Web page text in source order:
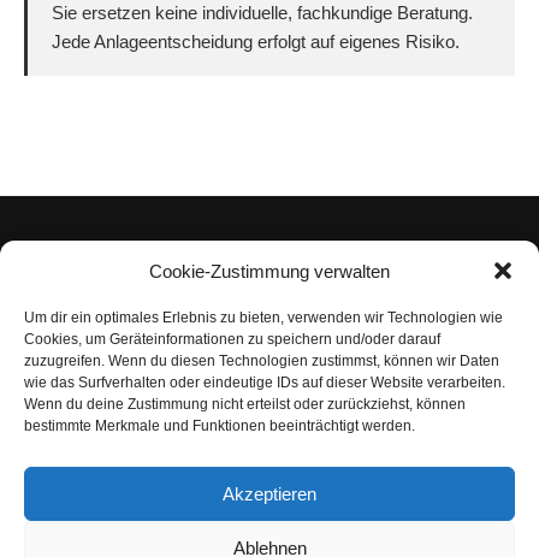
Cookie-Zustimmung verwalten
Um dir ein optimales Erlebnis zu bieten, verwenden wir Technologien wie
Cookies, um Geräteinformationen zu speichern und/oder darauf
zuzugreifen. Wenn du diesen Technologien zustimmst, können wir Daten
wie das Surfverhalten oder eindeutige IDs auf dieser Website verarbeiten.
Wenn du deine Zustimmung nicht erteilst oder zurückziehst, können
bestimmte Merkmale und Funktionen beeinträchtigt werden.
Akzeptieren
Ablehnen
Sie ersetzen keine individuelle, fachkundige Beratung.
Jede Anlageentscheidung erfolgt auf eigenes Risiko.
Impressum
Datenschutzerklärung
Nutzungsbedingungen | Haftungsausschluss
AGB